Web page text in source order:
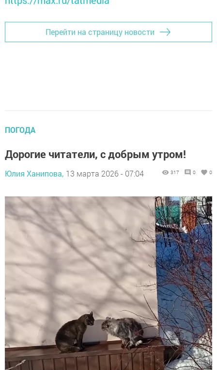
Перейти на страницу новости
ПОГОДА
Дорогие читатели, с добрым утром!
Юлия Ханипова, 13 марта 2026 - 07:04 317 0 0